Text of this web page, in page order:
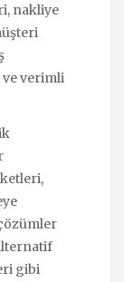
nakliye
verimli
gibi